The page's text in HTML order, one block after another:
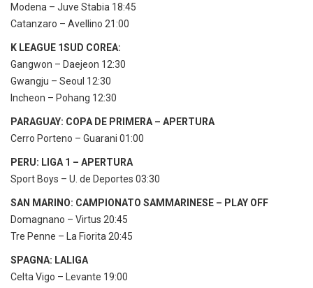
Modena – Juve Stabia 18:45
Catanzaro – Avellino 21:00
K LEAGUE 1SUD COREA:
Gangwon – Daejeon 12:30
Gwangju – Seoul 12:30
Incheon – Pohang 12:30
PARAGUAY: COPA DE PRIMERA – APERTURA
Cerro Porteno – Guarani 01:00
PERU: LIGA 1 – APERTURA
Sport Boys – U. de Deportes 03:30
SAN MARINO: CAMPIONATO SAMMARINESE – PLAY OFF
Domagnano – Virtus 20:45
Tre Penne – La Fiorita 20:45
SPAGNA: LALIGA
Celta Vigo – Levante 19:00